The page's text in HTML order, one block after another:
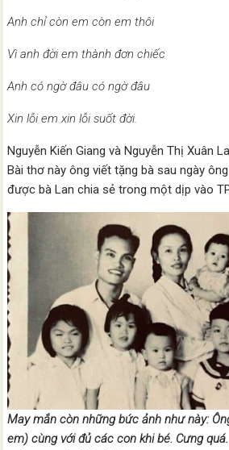
Anh chỉ còn em còn em thôi
Vì anh đời em thành đơn chiếc
Anh có ngờ đâu có ngờ đâu
Xin lỗi em xin lỗi suốt đời.
Nguyễn Kiến Giang và Nguyễn Thị Xuân
Bài thơ này ông viết tặng bà sau ngày ông
được bà Lan chia sẻ trong một dịp vào
May mắn còn những bức ảnh như này:
em) cùng với đủ các con khi bé. Cưng